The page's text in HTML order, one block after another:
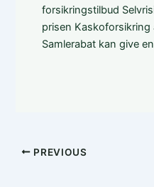
forsikringstilbud
prisen Kaskoforsikring
Samlerabat kan give
PREVIOUS